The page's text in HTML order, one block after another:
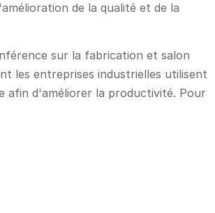
de la qualité et de la
sur la fabrication et salon
les entreprises industrielles utilisent
afin d'améliorer la productivité. Pour